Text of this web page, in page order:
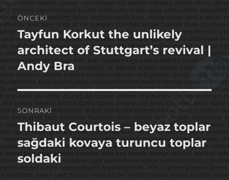
Yazı
gezinmesi
ÖNCEKI
Önceki
yazı:
Tayfun Korkut the unlikely
architect of Stuttgart’s revival |
Andy Bra
SONRAKI
Sonraki
yazı:
Thibaut Courtois – beyaz toplar
sağdaki kovaya turuncu toplar
soldaki